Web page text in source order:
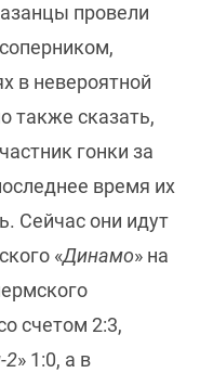
провели
в невероятной
также сказать,
гонки за
время их
Сейчас они идут
«Динамо» на
счетом 2:3,
2» 1:0, а в